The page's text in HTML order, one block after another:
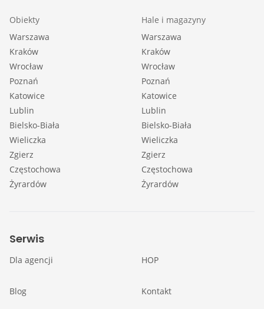
Obiekty
Warszawa
Kraków
Wrocław
Poznań
Katowice
Lublin
Bielsko-Biała
Wieliczka
Zgierz
Częstochowa
Żyrardów
Hale i magazyny
Warszawa
Kraków
Wrocław
Poznań
Katowice
Lublin
Bielsko-Biała
Wieliczka
Zgierz
Częstochowa
Żyrardów
Serwis
Dla agencji HOP
Blog Kontakt